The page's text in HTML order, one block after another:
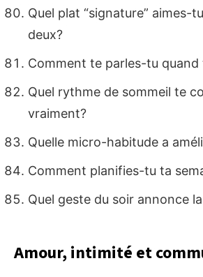
Quel plat “signature” aimes-
deux?
Comment te parles-tu quand
Quel rythme de sommeil te
vraiment?
Quelle micro-habitude a
Comment planifies-tu ta
Quel geste du soir annonce
Amour, intimité et